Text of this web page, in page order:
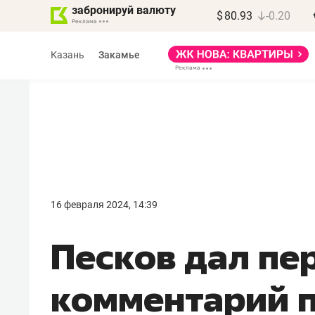
забронируй валюту $ 80.93 -0.20
Казань Закамье
16 февраля 2024, 14:39
Песков дал
комментарий
правил, бизнес может
потерять минимум